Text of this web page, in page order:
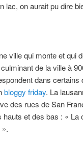
lac, on aurait pu dire
ville qui monte et qui
de la ville à
dans
bloggy friday. La
des rues de San
hauts et des bas : «